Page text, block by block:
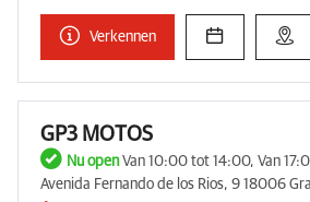
Verkennen
GP3 MOTOS
Nu openVan 10:00 tot 14:00, Van
Avenida Fernando de los Rios, 9 18006